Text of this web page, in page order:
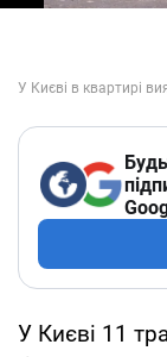
У Києві 11